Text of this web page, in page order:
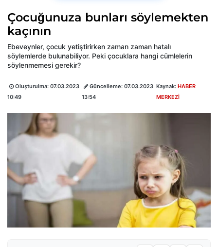
Çocuğunuza bunları söylemekten
kaçının
Ebeveynler, çocuk yetiştirirken zaman zaman hatalı
söylemlerde bulunabiliyor. Peki çocuklara hangi cümlelerin
söylenmemesi gerekir?
Oluşturulma: 07.03.2023
10:49
Güncelleme:07.03.2023
13:54
Kaynak: HABER
MERKEZİ